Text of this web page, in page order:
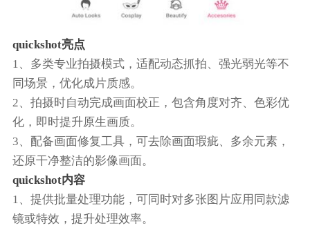
quickshot亮点
1、多类专业拍摄模式，适配动态抓拍、强光弱光等不
同场景，优化成片质感。
2、拍摄时自动完成画面校正，包含角度对齐、色彩优
化，即时提升原生画质。
3、配备画面修复工具，可去除画面瑕疵、多余元素，
还原干净整洁的影像画面。
quickshot内容
1、提供批量处理功能，可同时对多张图片应用同款滤
镜或特效，提升处理效率。